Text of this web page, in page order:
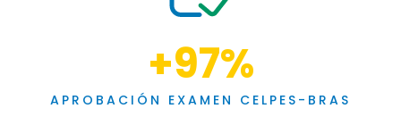
+97%
APROBACIÓN EXAMEN CELPES-BRAS